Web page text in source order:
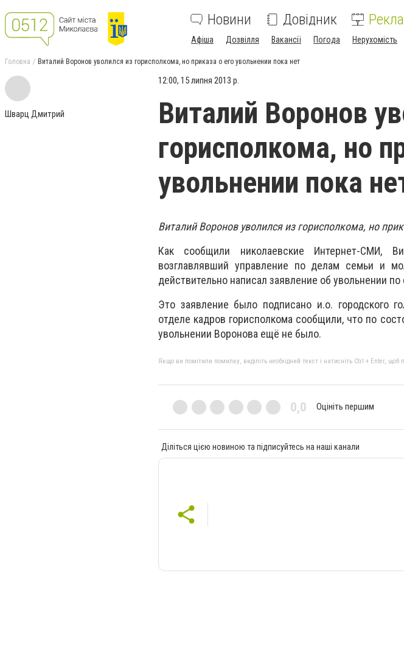
Новини Довідник
Афіша Дозвілля Вакансії Погода Нерухомість
Головна Виталий Воронов уволился из горисполкома, но приказа о его увольнении пока нет
Шварц Дмитрий
12:00, 15 липня 2013 р.
Виталий Воронов
горисполкома, но
увольнении пока
Виталий Воронов уволился из горисполкома, но
Как сообщили николаевские Интернет-СМИ,
возглавлявший управление по делам семьи и
действительно написал заявление об увольнении
Это заявление было подписано и.о. городского
отделе кадров горисполкома сообщили, что по
увольнении Воронова ещё не было.
Якщо ви помітили помилку, виділіть необхідний текст і натисніть Ctrl + Enter, щоб
0,0 Оцініть першим
Діліться цією новиною та підписуйтесь на наші канали